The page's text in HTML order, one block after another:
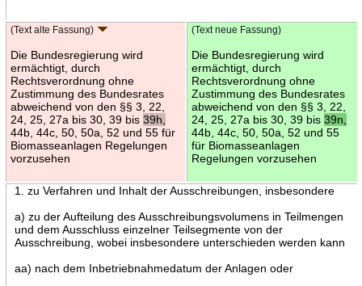
(Text alte Fassung)
Die Bundesregierung wird
ermächtigt, durch
Rechtsverordnung ohne
Zustimmung des Bundesrates
abweichend von den §§ 3, 22,
24, 25, 27a bis 30, 39 bis 39h,
44b, 44c, 50, 50a, 52 und 55 für
Biomasseanlagen Regelungen
vorzusehen
(Text neue Fassung)
Die Bundesregierung wird
ermächtigt, durch
Rechtsverordnung ohne
Zustimmung des Bundesrates
abweichend von den §§ 3, 22,
24, 25, 27a bis 30, 39 bis 39n,
44b, 44c, 50, 50a, 52 und 55
für Biomasseanlagen
Regelungen vorzusehen
1. zu Verfahren und Inhalt der Ausschreibungen, insbesondere
a) zu der Aufteilung des Ausschreibungsvolumens in Teilmengen
und dem Ausschluss einzelner Teilsegmente von der
Ausschreibung, wobei insbesondere unterschieden werden kann
aa) nach dem Inbetriebnahmedatum der Anlagen oder